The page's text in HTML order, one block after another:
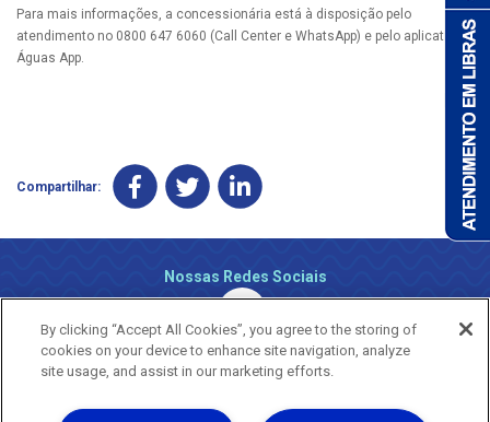
Para mais informações, a concessionária está à disposição pelo
atendimento no 0800 647 6060 (Call Center e WhatsApp) e pelo aplicativo
Águas App.
Compartilhar:
Nossas Redes Sociais
By clicking “Accept All Cookies”, you agree to the storing of
cookies on your device to enhance site navigation, analyze
site usage, and assist in our marketing efforts.